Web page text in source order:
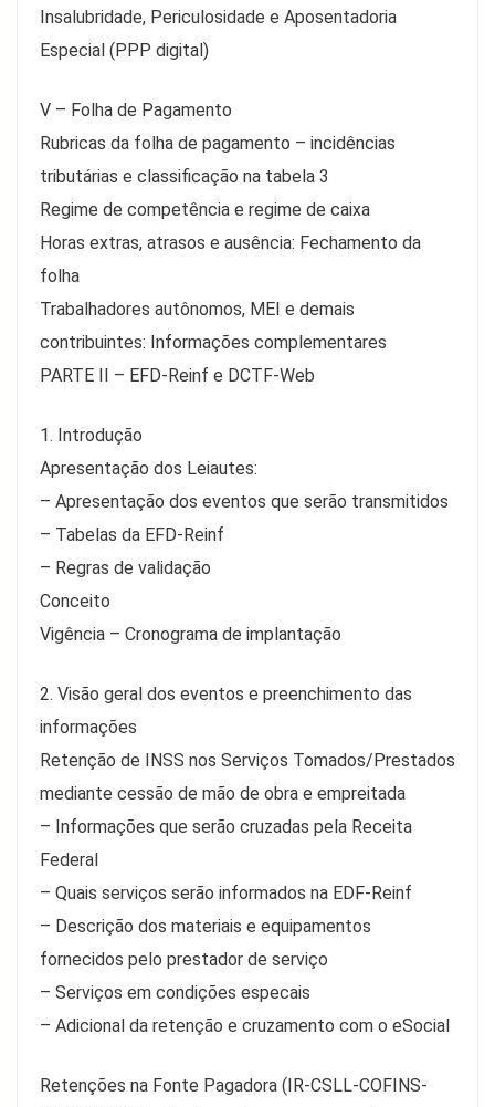
Insalubridade, Periculosidade e Aposentadoria
Especial (PPP digital)
V – Folha de Pagamento
Rubricas da folha de pagamento – incidências
tributárias e classificação na tabela 3
Regime de competência e regime de caixa
Horas extras, atrasos e ausência: Fechamento da
folha
Trabalhadores autônomos, MEI e demais
contribuintes: Informações complementares
PARTE II – EFD-Reinf e DCTF-Web
1. Introdução
Apresentação dos Leiautes:
– Apresentação dos eventos que serão transmitidos
– Tabelas da EFD-Reinf
– Regras de validação
Conceito
Vigência – Cronograma de implantação
2. Visão geral dos eventos e preenchimento das
informações
Retenção de INSS nos Serviços Tomados/Prestados
mediante cessão de mão de obra e empreitada
– Informações que serão cruzadas pela Receita
Federal
– Quais serviços serão informados na EDF-Reinf
– Descrição dos materiais e equipamentos
fornecidos pelo prestador de serviço
– Serviços em condições especais
– Adicional da retenção e cruzamento com o eSocial
Retenções na Fonte Pagadora (IR-CSLL-COFINS-